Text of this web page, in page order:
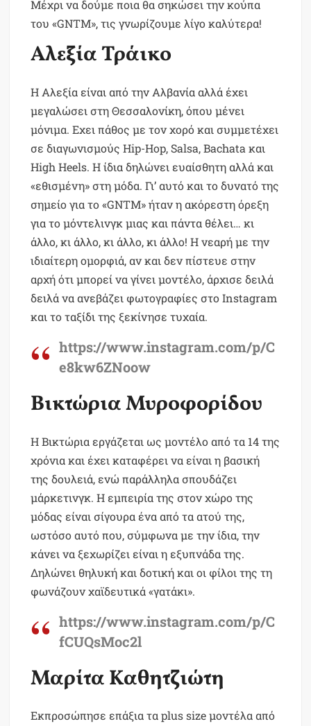
Μέχρι να δούμε ποια θα σηκώσει την κούπα
του «GNTM», τις γνωρίζουμε λίγο καλύτερα!
Αλεξία Τράικο
Η Αλεξία είναι από την Αλβανία αλλά έχει
μεγαλώσει στη Θεσσαλονίκη, όπου μένει
μόνιμα. Εχει πάθος με τον χορό και συμμετέχει
σε διαγωνισμούς Hip-Hop, Salsa, Bachata και
High Heels. Η ίδια δηλώνει ευαίσθητη αλλά και
«εθισμένη» στη μόδα. Γι’ αυτό και το δυνατό της
σημείο για το «GNTM» ήταν η ακόρεστη όρεξη
για το μόντελινγκ μιας και πάντα θέλει… κι
άλλο, κι άλλο, κι άλλο, κι άλλο! Η νεαρή με την
ιδιαίτερη ομορφιά, αν και δεν πίστευε στην
αρχή ότι μπορεί να γίνει μοντέλο, άρχισε δειλά
δειλά να ανεβάζει φωτογραφίες στο Instagram
και το ταξίδι της ξεκίνησε τυχαία.
https://www.instagram.com/p/C
e8kw6ZNoow
Βικτώρια Μυροφορίδου
H Βικτώρια εργάζεται ως μοντέλο από τα 14 της
χρόνια και έχει καταφέρει να είναι η βασική
της δουλειά, ενώ παράλληλα σπουδάζει
μάρκετινγκ. Η εμπειρία της στον χώρο της
μόδας είναι σίγουρα ένα από τα ατού της,
ωστόσο αυτό που, σύμφωνα με την ίδια, την
κάνει να ξεχωρίζει είναι η εξυπνάδα της.
Δηλώνει θηλυκή και δοτική και οι φίλοι της τη
φωνάζουν χαϊδευτικά «γατάκι».
https://www.instagram.com/p/C
fCUQsMoc2l
Μαρίτα Καθητζιώτη
Εκπροσώπησε επάξια τα plus size μοντέλα από